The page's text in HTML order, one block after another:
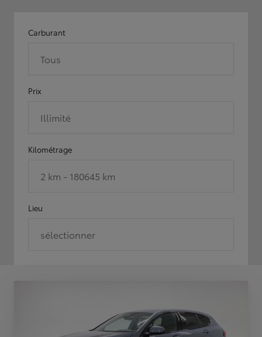
Carburant
Tous
Prix
Illimité
Kilométrage
2 km - 180645 km
Lieu
sélectionner